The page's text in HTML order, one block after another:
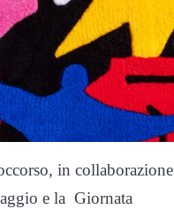
in collaborazione
e la Giornata